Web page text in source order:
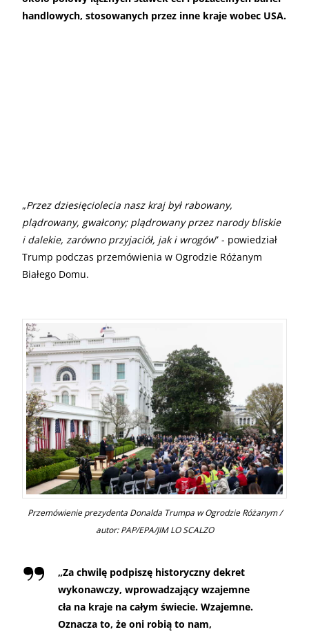
handlowych, stosowanych przez inne kraje wobec USA.
„Przez dziesięciolecia nasz kraj był rabowany,
plądrowany, gwałcony; plądrowany przez narody bliskie
i dalekie, zarówno przyjaciół, jak i wrogów” - powiedział
Trump podczas przemówienia w Ogrodzie Różanym
Białego Domu.
Przemówienie prezydenta Donalda Trumpa w Ogrodzie Różanym /
autor: PAP/EPA/JIM LO SCALZO
„Za chwilę podpiszę historyczny dekret
wykonawczy, wprowadzający wzajemne
cła na kraje na całym świecie. Wzajemne.
Oznacza to, że oni robią to nam,